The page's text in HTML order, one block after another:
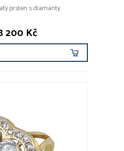
prsten s diamanty
200 Kč